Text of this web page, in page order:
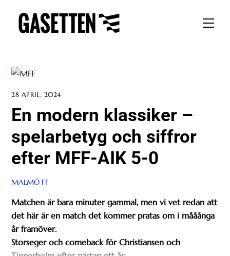
content
28 APRIL, 2024
En modern klassiker –
spelarbetyg och siffror
efter MFF-AIK 5-0
MALMÖ FF
Matchen är bara minuter gammal, men vi vet redan att
det här är en match det kommer pratas om i mååånga
år framöver.
Storseger och comeback för Christiansen och